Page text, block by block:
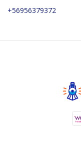
+56956379372